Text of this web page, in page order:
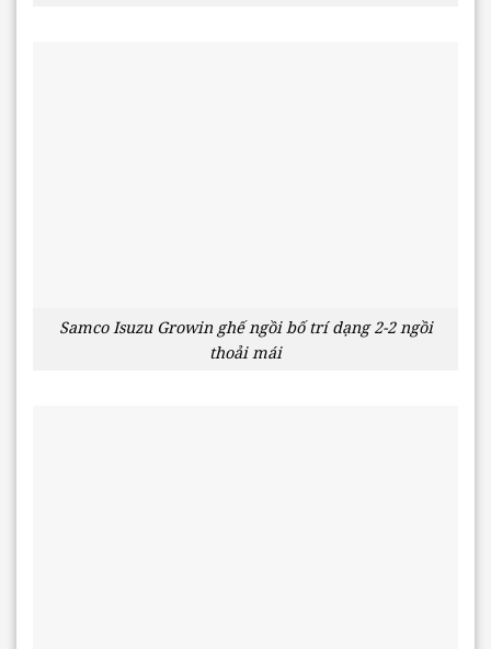
Samco Isuzu Growin ghế ngồi bố trí dạng 2-2 ngồi
thoải mái